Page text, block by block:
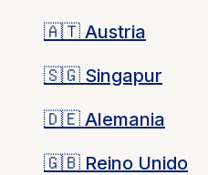
🇦🇹 Austria
🇸🇬 Singapur
🇩🇪 Alemania
🇬🇧 Reino Unido